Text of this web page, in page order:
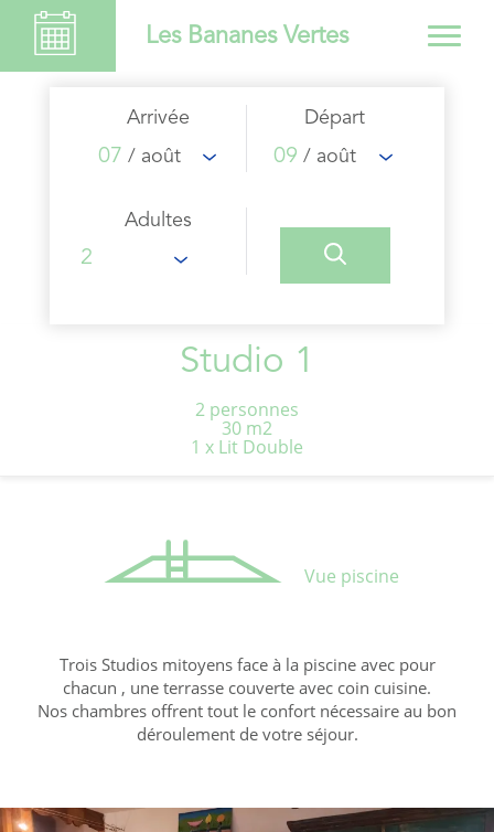
Les Bananes Vertes
Arrivée
07 / août
Départ
09 / août
Adultes
Studio 1
2 personnes
30 m2
1 x Lit Double
Vue piscine
Trois Studios mitoyens face à la piscine avec pour
chacun , une terrasse couverte avec coin cuisine.
Nos chambres offrent tout le confort nécessaire au bon
déroulement de votre séjour.